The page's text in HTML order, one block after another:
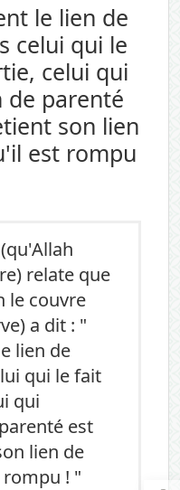
le lien de
celui qui le
celui qui
parenté
son lien
est rompu
relate que
le couvre
a dit : "
lien de
qui le fait
qui
est
lien de
! "